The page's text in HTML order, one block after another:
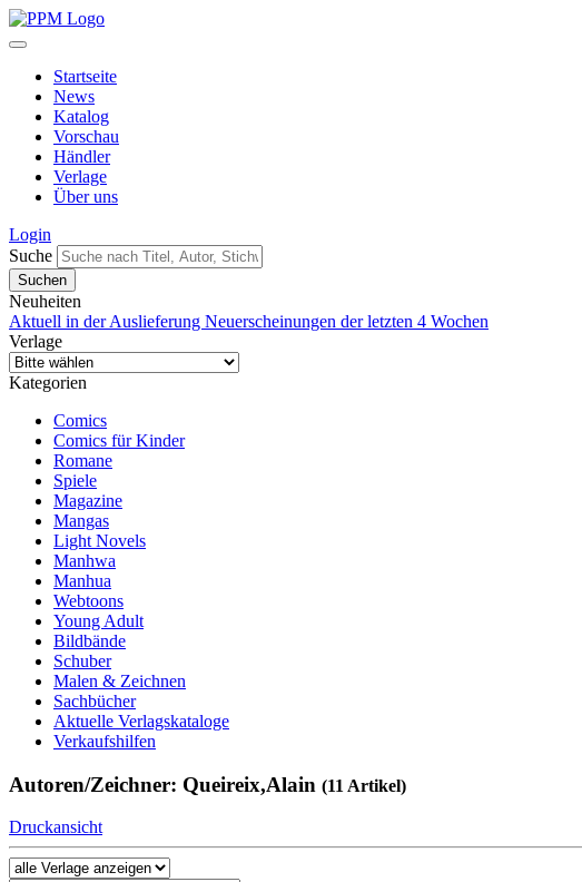
Startseite
News
Katalog
Vorschau
Händler
Verlage
Über uns
Login
Suche
Neuheiten
Aktuell in der Auslieferung Neuerscheinungen der letzten 4 Wochen
Verlage
Kategorien
Comics
Comics für Kinder
Romane
Spiele
Magazine
Mangas
Light Novels
Manhwa
Manhua
Webtoons
Young Adult
Bildbände
Schuber
Malen & Zeichnen
Sachbücher
Aktuelle Verlagskataloge
Verkaufshilfen
Autoren/Zeichner: Queireix,Alain (11 Artikel)
Druckansicht